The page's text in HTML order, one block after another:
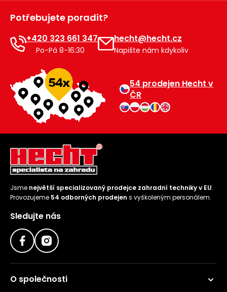
Potřebujete poradit?
+420 323 661 347
Po-Pá 8-16:30
hecht@hecht.cz
Napište nám kdykoliv
54 prodejen Hecht v
ČR
Jsme největší specializovaný prodejce zahradní techniky v EU.
Provozujeme 54 odborných prodejen s vyškoleným personálem.
Sledujte nás
O společnosti